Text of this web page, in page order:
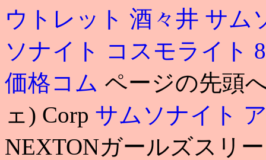
ウトレット 酒々井 サム
ソナイト コスモライト
価格コム ページの先頭
ェ) Corp サムソナイト
NEXTONガールズスリ